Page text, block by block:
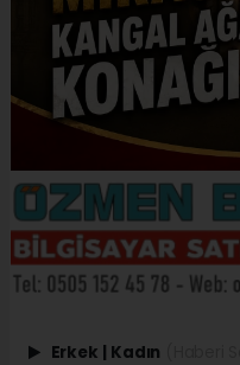
Erkek | Kadın